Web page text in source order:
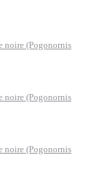
noire (Pogonornis
noire (Pogonornis
noire (Pogonornis